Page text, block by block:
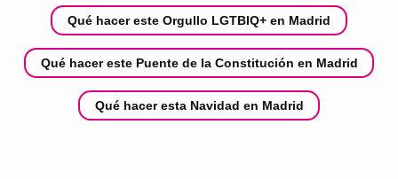
Qué hacer este Orgullo LGTBIQ+ en Madrid
Qué hacer este Puente de la Constitución en Madrid
Qué hacer esta Navidad en Madrid